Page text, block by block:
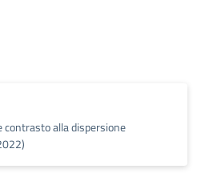
contrasto alla dispersione